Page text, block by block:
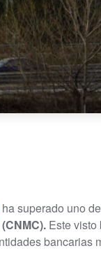
ha superado uno
Este
bancarias